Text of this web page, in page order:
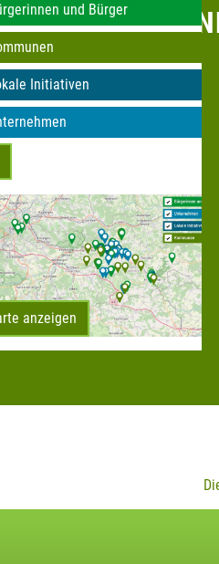
und Bürger
Initiativen
anzeigen
DATEN